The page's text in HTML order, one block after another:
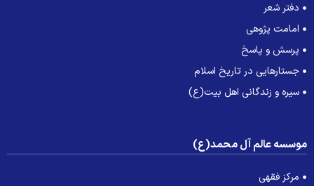
دفتر شعر
امامت پژوهی
پرسش و پاسخ
جستارهایی در تاریخ اسلام
سیره و زندگانی اهل بیت(ع)
عالم آل محمد(ع)
مرکز فقهی